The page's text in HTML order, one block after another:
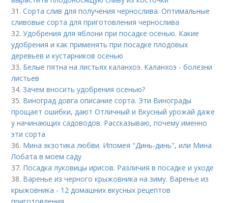
31.Сорта слив для получения чернослива. Оптимальные
сливовые сорта для приготовления чернослива
32.Удобрения для яблони при посадке осенью. Какие
удобрения и как применять при посадке плодовых
деревьев и кустарников осенью
33. Белые пятна на листьях каланхоэ. Каланхоэ - болезни
листьев
34.Зачем вносить удобрения осенью?
35. Виноград довга описание сорта. Эти Винограды
прощает ошибки, дают Отличный и Вкусный урожай даже
у начинающих садоводов. Рассказываю, почему именно
эти сорта
36. Мина экзотика любви. Ипомея "Динь-динь", или Мина
Лобата в моем саду
37. Посадка луковицы ирисов. Различия в посадке и уходе
38. Варенье из черного крыжовника на зиму. Варенье из
крыжовника - 12 домашних вкусных рецептов